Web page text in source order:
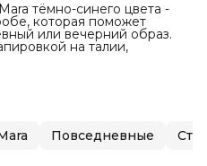
тёмно-синего цвета -
которая поможет
или вечерний образ.
на талии,
Повседневные